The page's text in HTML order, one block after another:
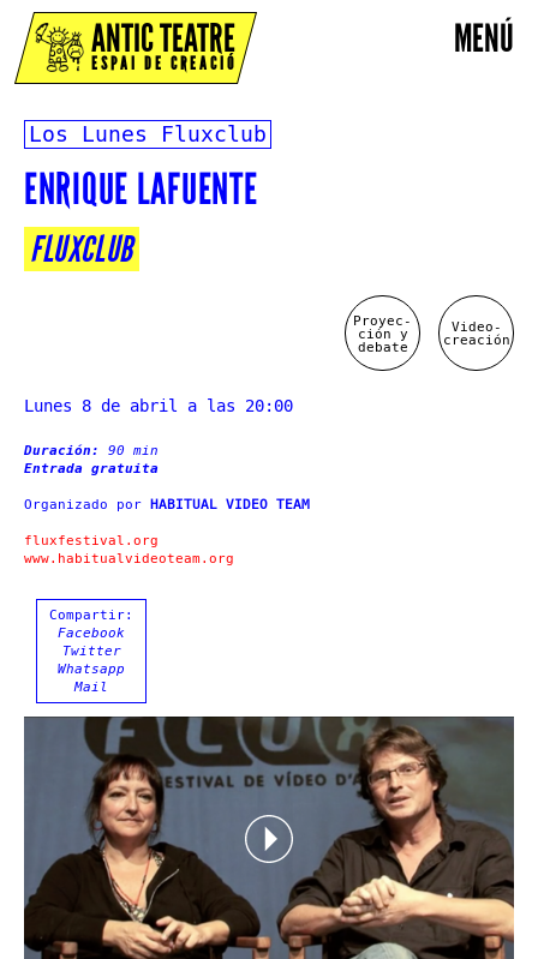
MENÚ
ANTIC TEATRE
ESPAI DE CREACIÓ
Los Lunes Fluxclub
ENRIQUE LAFUENTE
FLUXCLUB
Video-
creación
Proyec-
ción y
debate
Lunes 8 de abril a las 20:00
Duración: 90 min
Entrada gratuita
Organizado por HABITUAL VIDEO TEAM
fluxfestival.org
www.habitualvideoteam.org
Compartir:
Facebook
Twitter
Whatsapp
Mail